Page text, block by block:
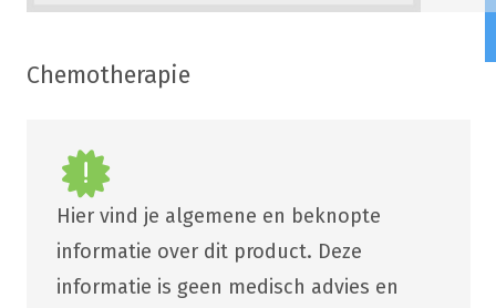
Chemotherapie
Hier vind je algemene en beknopte
informatie over dit product. Deze
informatie is geen medisch advies en